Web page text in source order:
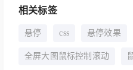
相关标签
悬停 css 悬停效果
全屏大图鼠标控制滚动